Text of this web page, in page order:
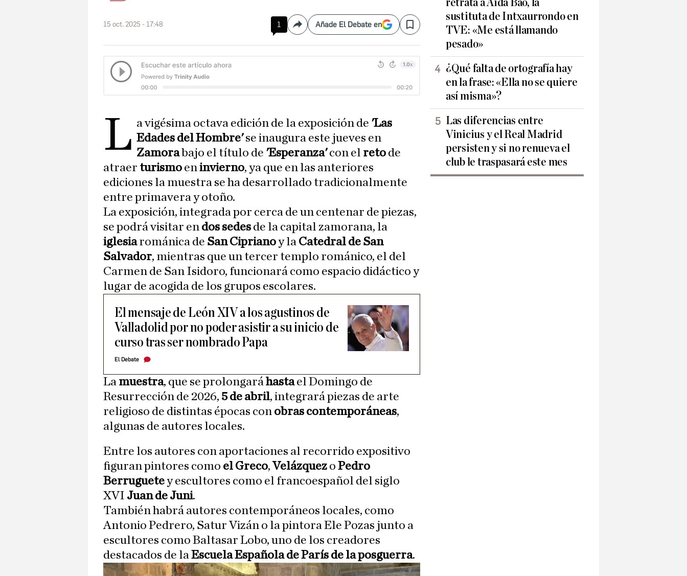
15 oct. 2025 - 17:48 1 CompartirAñade El Debate en Save
L a vigésima octava edición de la exposición de 'Las
Edades del Hombre'se inaugura este jueves en
Zamorabajo el título de 'Esperanza'con el reto de
atraer turismo eninvierno, ya que en las anteriores
ediciones la muestra se ha desarrollado tradicionalmente
entre primavera y otoño.
La exposición, integrada por cerca de un centenar de piezas,
se podrá visitar en dos sedes de la capital zamorana, la
iglesiarománica de San Ciprianoy la Catedral de San
Salvador, mientras que un tercer templo románico, el del
Carmen de San Isidoro, funcionará como espacio didáctico y
lugar de acogida de los grupos escolares.
El mensaje de León XIV a los agustinos de
Valladolid por no poder asistir a su inicio de
curso tras ser nombrado Papa
El Debate
La muestra, que se prolongaráhastael Domingo de
Resurrección de 2026, 5 de abril, integrará piezas de arte
religioso de distintas épocas con obras contemporáneas,
algunas de autores locales.
Entre los autores con aportaciones al recorrido expositivo
figuran pintores como el Greco,Velázquez o Pedro
Berruguetey escultores como el francoespañol del siglo
XVI Juan de Juni.
También habrá autores contemporáneos locales, como
Antonio Pedrero, Satur Vizán o la pintora Ele Pozas junto a
escultores como Baltasar Lobo, uno de los creadores
destacados de laEscuela Española de París de la posguerra.
retrata a Aida Bao, la
sustituta de Intxaurrondo en
TVE: «Me está llamando
pesado»
¿Qué falta de ortografía hay
en la frase: «Ella no se quiere
así misma»?
Las diferencias entre
Vinicius y el Real Madrid
persisten y si no renueva el
club le traspasará este mes